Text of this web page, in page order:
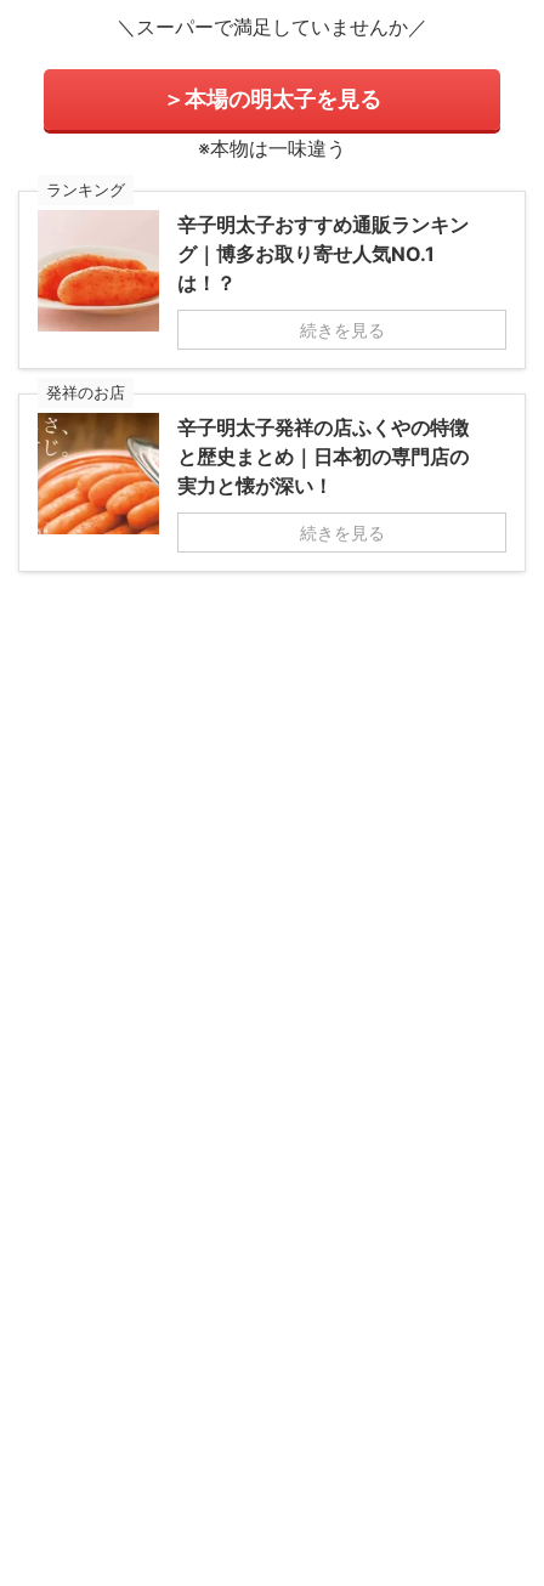
＼スーパーで満足していませんか／
＞本場の明太子を見る
※本物は一味違う
ランキング
辛子明太子おすすめ通販ランキン
グ｜博多お取り寄せ人気NO.1
は！？
続きを見る
発祥のお店
辛子明太子発祥の店ふくやの特徴
と歴史まとめ｜日本初の専門店の
実力と懐が深い！
続きを見る